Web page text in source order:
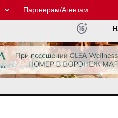
Партнерам/Агентам